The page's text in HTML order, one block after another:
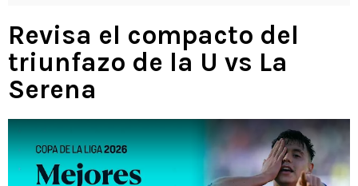
Revisa el compacto del
triunfazo de la U vs La
Serena